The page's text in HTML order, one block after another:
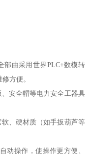
部由采用世界PLC+数模转
方便。
安全帽等电力安全工器具
、硬材质（如手扳葫芦等
动操作，使操作更方便、